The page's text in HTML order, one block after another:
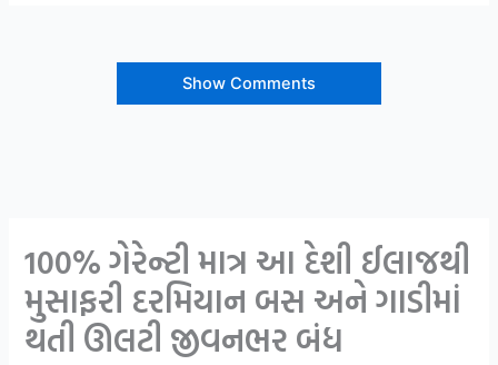
Show Comments
100% ગેરેન્ટી માત્ર આ દેશી ઈલાજથી
મુસાફરી દરમિયાન બસ અને ગાડીમાં
થતી ઊલટી જીવનભર બંધ